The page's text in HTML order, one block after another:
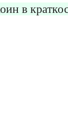
в